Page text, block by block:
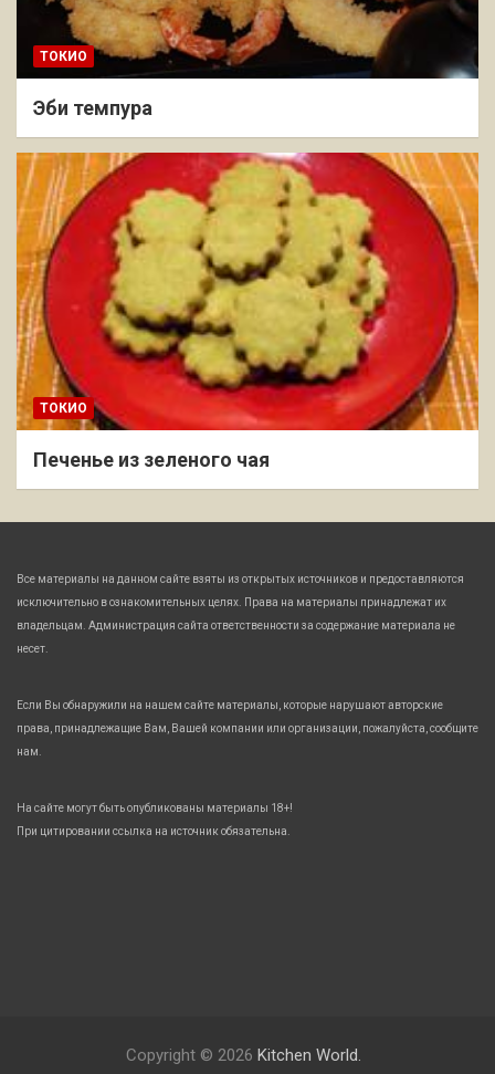
ТОКИО
Эби темпура
ТОКИО
Печенье из зеленого чая
Все материалы на данном сайте взяты из открытых источников и предоставляются
исключительно в ознакомительных целях. Права на материалы принадлежат их
владельцам. Администрация сайта ответственности за содержание материала не
несет.
Если Вы обнаружили на нашем сайте материалы, которые нарушают авторские
права, принадлежащие Вам, Вашей компании или организации, пожалуйста, сообщите
нам.
На сайте могут быть опубликованы материалы 18+!
При цитировании ссылка на источник обязательна.
Copyright © 2026 Kitchen World.